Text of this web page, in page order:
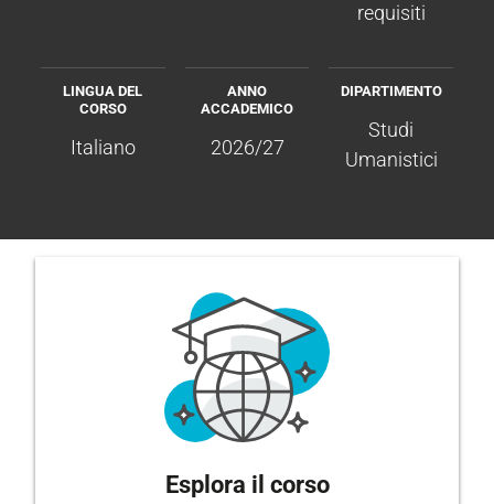
requisiti
LINGUA DEL
CORSO
Italiano
ANNO
ACCADEMICO
2026/27
DIPARTIMENTO
Studi
Umanistici
Esplora il corso